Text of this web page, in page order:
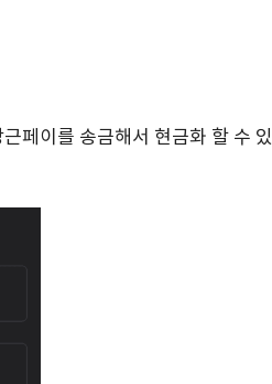
페이를 송금해서 현금화 할 수 있